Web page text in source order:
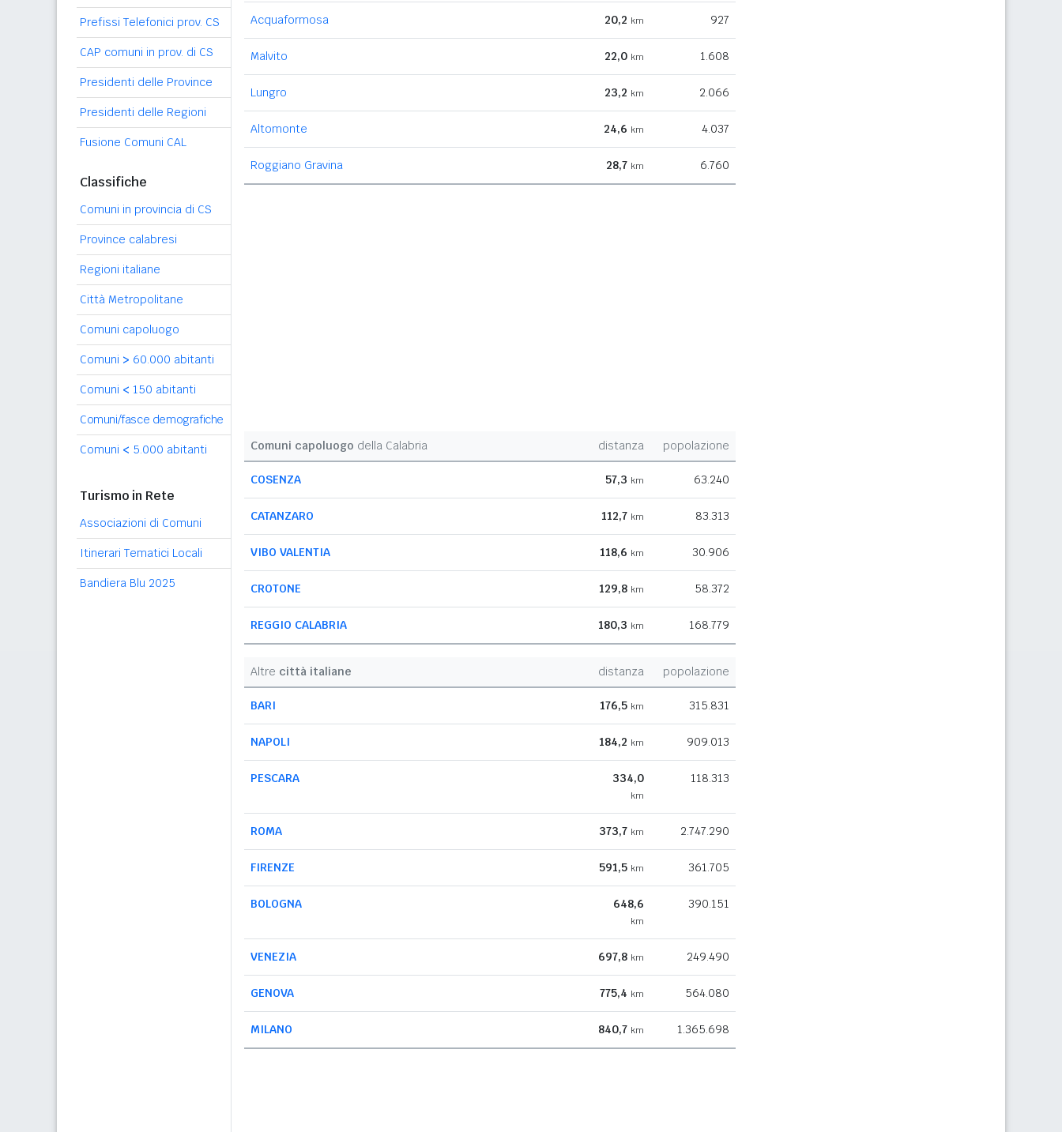
Prefissi Telefonici prov. CS
CAP comuni in prov. di CS
Presidenti delle Province
Presidenti delle Regioni
Fusione Comuni CAL
Classifiche
Comuni in provincia di CS
Province calabresi
Regioni italiane
Città Metropolitane
Comuni capoluogo
Comuni > 60.000 abitanti
Comuni < 150 abitanti
Comuni/fasce demografiche
Comuni < 5.000 abitanti
Turismo in Rete
Associazioni di Comuni
Itinerari Tematici Locali
Bandiera Blu 2025
Acquaformosa 20,2 km 927
Malvito 22,0 km 1.608
Lungro 23,2 km 2.066
Altomonte 24,6 km 4.037
Roggiano Gravina 28,7 km 6.760
Comuni capoluogo della Calabria distanza popolazione
COSENZA 57,3 km 63.240
CATANZARO 112,7 km 83.313
VIBO VALENTIA 118,6 km 30.906
CROTONE 129,8 km 58.372
REGGIO CALABRIA 180,3 km 168.779
Altre città italiane distanza popolazione
BARI 176,5 km 315.831
NAPOLI 184,2 km 909.013
PESCARA 334,0
km
118.313
ROMA 373,7 km 2.747.290
FIRENZE 591,5 km 361.705
BOLOGNA 648,6
km
390.151
VENEZIA 697,8 km 249.490
GENOVA 775,4 km 564.080
MILANO 840,7 km 1.365.698